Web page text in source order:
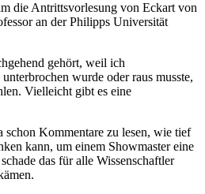
die Antrittsvorlesung von Eckart von
an der Philipps Universität
gehört, weil ich
wurde oder raus musste,
Vielleicht gibt es eine
Kommentare zu lesen, wie tief
kann, um einem Showmaster eine
das für alle Wissenschaftler